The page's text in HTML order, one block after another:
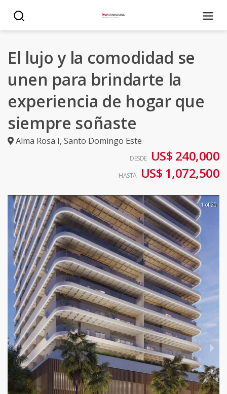
El lujo y la comodidad se
unen para brindarte la
experiencia de hogar que
siempre soñaste
Alma Rosa I, Santo Domingo Este
DESDE US$ 240,000
HASTA US$ 1,072,500
1 of 20